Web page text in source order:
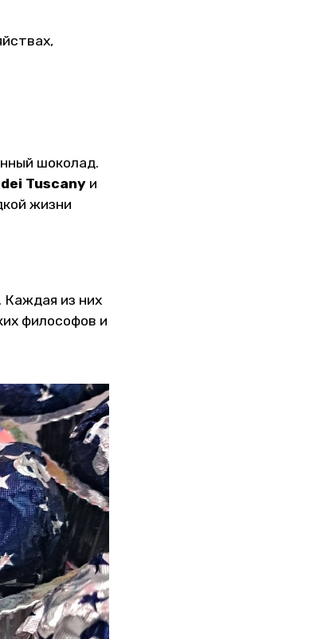
шоколад.
Tuscany и
жизни
Каждая из них
философов и